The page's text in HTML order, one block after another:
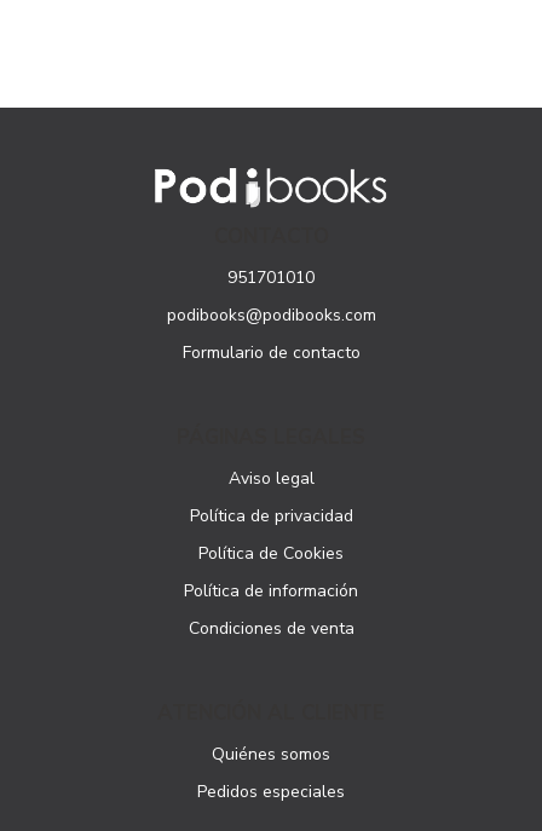
951701010
podibooks@podibooks.com
Formulario de contacto
Aviso legal
Política de privacidad
Política de Cookies
Política de información
Condiciones de venta
Quiénes somos
Pedidos especiales